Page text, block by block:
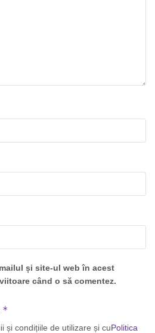
și site-ul web în acest
când o să comentez.
*
și condițiile de utilizare și cuPolitica